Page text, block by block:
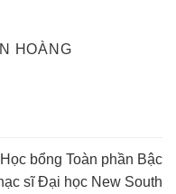
HOÀNG
Học bổng Toàn phần Bậc
sĩ Đại học New South